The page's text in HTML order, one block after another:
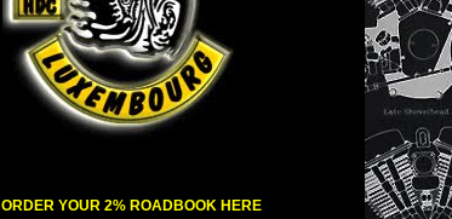
ORDER YOUR 2% ROADBOOK HERE